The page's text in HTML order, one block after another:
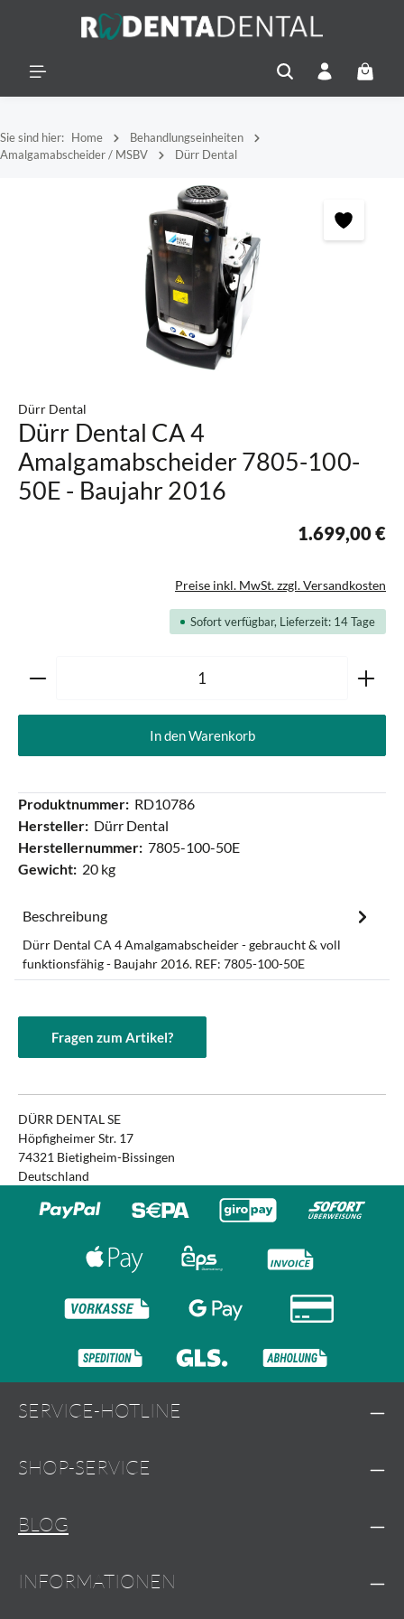
Sie sind hier: Home
Behandlungseinheiten
Amalgamabscheider / MSBV
Dürr Dental
Dürr Dental
Dürr Dental CA 4
Amalgamabscheider 7805-100-
50E - Baujahr 2016
1.699,00 €
Preise inkl. MwSt. zzgl. Versandkosten
Sofort verfügbar, Lieferzeit: 14 Tage
Produkt Anzahl: Gib den gewünschten Wert ein oder
In den Warenkorb
Produktnummer: RD10786
Hersteller: Dürr Dental
Herstellernummer: 7805-100-50E
Gewicht: 20 kg
Beschreibung
Dürr Dental CA 4 Amalgamabscheider - gebraucht & voll
funktionsfähig - Baujahr 2016. REF: 7805-100-50E
Fragen zum Artikel?
DÜRR DENTAL SE
Höpfigheimer Str. 17
74321 Bietigheim-Bissingen
Deutschland
SERVICE-HOTLINE
SHOP-SERVICE
BLOG
INFORMATIONEN